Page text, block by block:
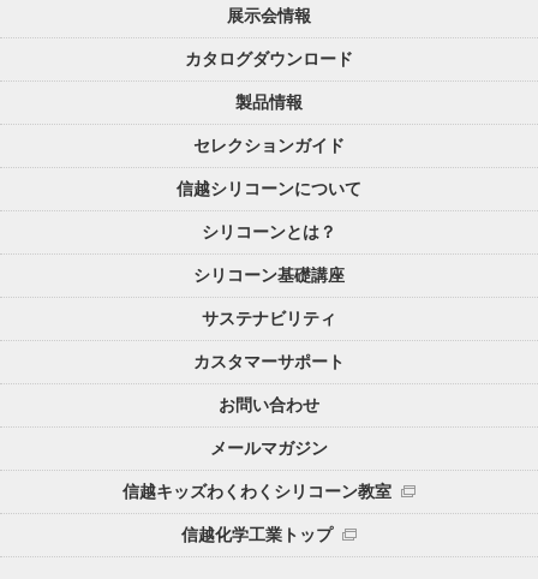
展示会情報
カタログダウンロード
製品情報
セレクションガイド
信越シリコーンについて
シリコーンとは？
シリコーン基礎講座
サステナビリティ
カスタマーサポート
お問い合わせ
メールマガジン
信越キッズわくわくシリコーン教室
信越化学工業トップ